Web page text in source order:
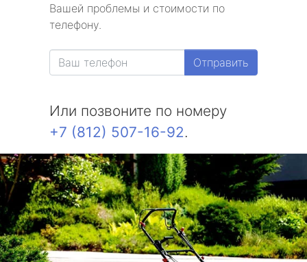
Вашей проблемы и стоимости по
телефону.
Отправить
Или позвоните по номеру
+7 (812) 507-16-92.